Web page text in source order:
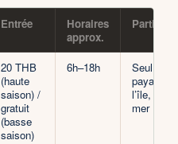
Entrée
Horaires
approx.
20 THB
(haute
saison) /
gratuit
(basse
saison)
6h–18h
Seul
payant de
l’île, bord
mer